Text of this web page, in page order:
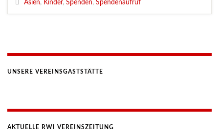
Asien, Kinder, Spenden, Spendenaufruf
UNSERE VEREINSGASTSTÄTTE
AKTUELLE RWI VEREINSZEITUNG